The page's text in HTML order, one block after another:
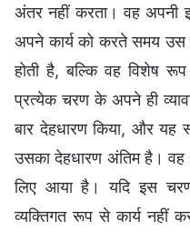
अंतर नहीं करता। वह अपनी
अपने कार्य को करते समय उस
होती है, बल्कि वह विशेष
प्रत्येक चरण के अपने ही
बार देहधारण किया, और यह
उसका देहधारण अंतिम है।
लिए आया है। यदि इस
व्यक्तिगत रूप से कार्य नहीं